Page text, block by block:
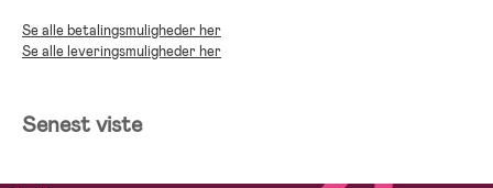
Se alle betalingsmuligheder her
Se alle leveringsmuligheder her
Senest viste